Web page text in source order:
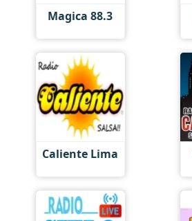
Magica 88.3
Caliente Lima